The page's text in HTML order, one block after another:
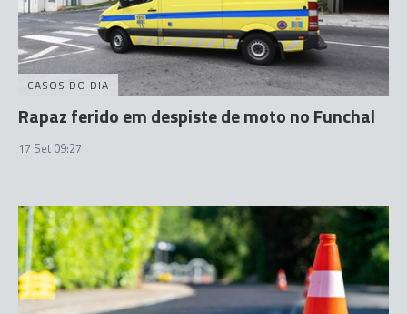
CASOS DO DIA
Rapaz ferido em despiste de moto no Funchal
17 Set 09:27